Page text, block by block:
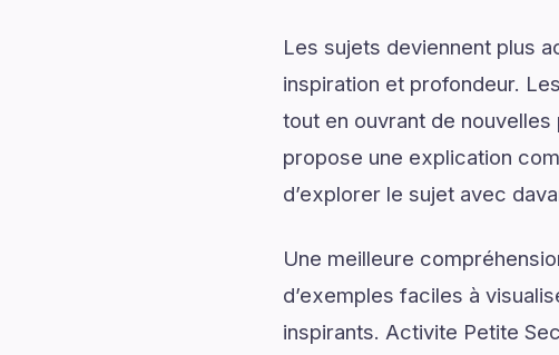
Les sujets deviennent plus
inspiration et profondeur.
tout en ouvrant de
propose une explication
d’explorer le sujet avec
Une meilleure
d’exemples faciles à
inspirants. Activite Petite